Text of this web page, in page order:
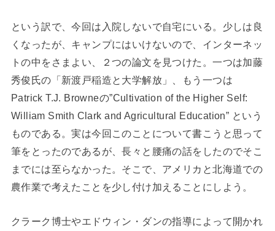
という訳で、今回は入院しないで自宅にいる。少しは良
くなったが、キャンプにはいけないので、インターネッ
トの中をさまよい、２つの論文を見つけた。一つは加藤
秀俊氏の「新渡戸稲造と大学解放」、もう一つは
Patrick T.J. Browneの”Cultivation of the Higher Self:
William Smith Clark and Agricultural Education” という
ものである。実は今回このことについて書こうと思って
筆をとったのであるが、長々と腰痛の話をしたのでそこ
までには至らなかった。そこで、アメリカと北海道での
農作業で考えたことを少し付け加えることにしよう。
クラーク博士やエドウィン・ダンの指導によって開かれ